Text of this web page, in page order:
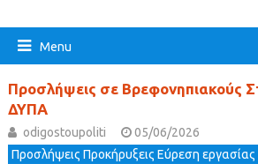
Menu
Προσλήψεις σε Βρεφονηπιακούς
ΔΥΠΑ
odigostoupoliti
05/06/2026
Προσλήψεις Προκήρυξεις Εύρεση εργασίας